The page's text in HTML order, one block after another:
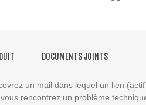
DOCUMENTS JOINTS
un mail dans lequel un lien
rencontrez un problème